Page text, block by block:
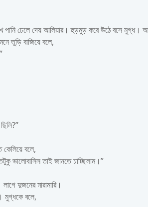
পানি ঢেলে দেয় আলিয়ার। হুড়মুড় করে উঠে বসে মুগ্ধ।
তুড়ি বাজিয়ে বলে,
কেলিয়ে বলে,
ভালোবাসিস তাই জানতে চাচ্ছিলাম।”
দুজনের মারামারি।
মুগ্ধকে বলে,